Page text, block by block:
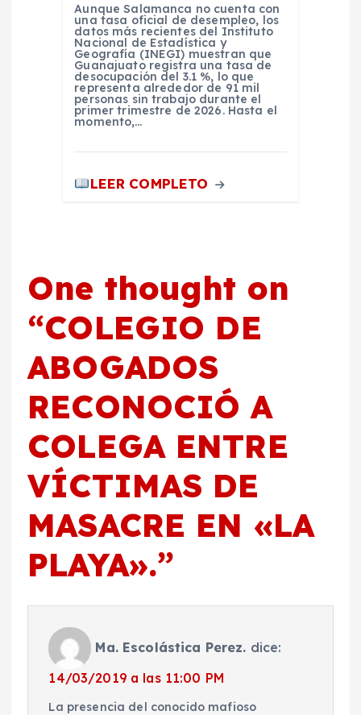
Aunque Salamanca no cuenta con
una tasa oficial de desempleo, los
datos más recientes del Instituto
Nacional de Estadística y
Geografía (INEGI) muestran que
Guanajuato registra una tasa de
desocupación del 3.1 %, lo que
representa alrededor de 91 mil
personas sin trabajo durante el
primer trimestre de 2026. Hasta el
momento,…
LEER COMPLETO
One thought on
“COLEGIO DE
ABOGADOS
RECONOCIÓ A
COLEGA ENTRE
VÍCTIMAS DE
MASACRE EN «LA
PLAYA».”
Ma. Escolástica Perez. dice:
14/03/2019 a las 11:00 PM
La presencia del conocido mafioso